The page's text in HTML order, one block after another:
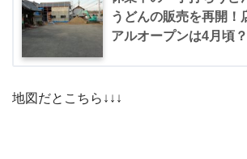
うどんの販売を再開！
アルオープンは4月頃？
地図だとこちら↓↓↓